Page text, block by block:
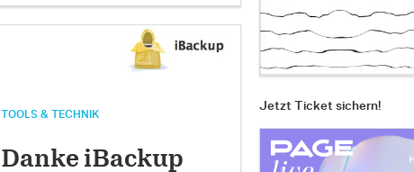
TOOLS & TECHNIK
Danke iBackup
Jetzt Ticket sichern!